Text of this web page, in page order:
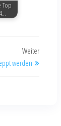
Top
Weiter
werden